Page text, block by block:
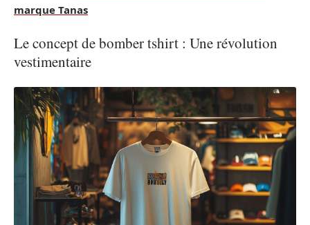
marque Tanas
Le concept de bomber tshirt : Une révolution
vestimentaire